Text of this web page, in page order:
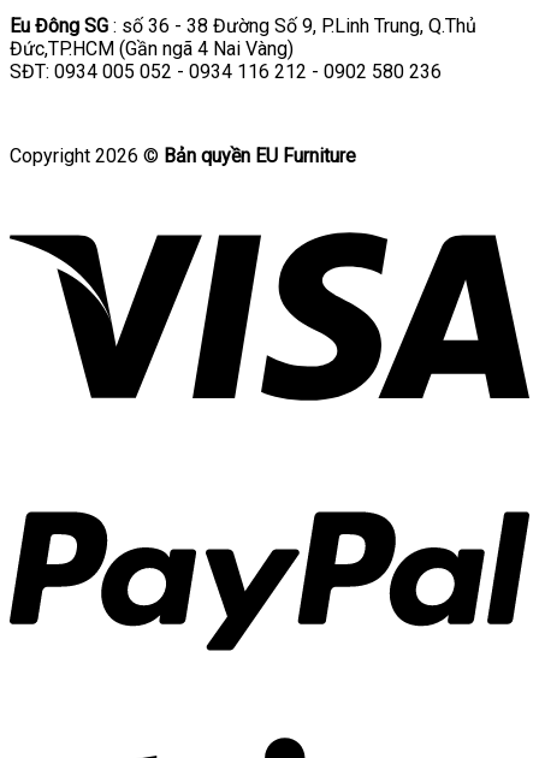
Eu Đông SG : số 36 - 38 Đường Số 9, P.Linh Trung, Q.Thủ
Đức,TP.HCM (Gần ngã 4 Nai Vàng)
SĐT: 0934 005 052 - 0934 116 212 - 0902 580 236
Copyright 2026 © Bản quyền EU Furniture